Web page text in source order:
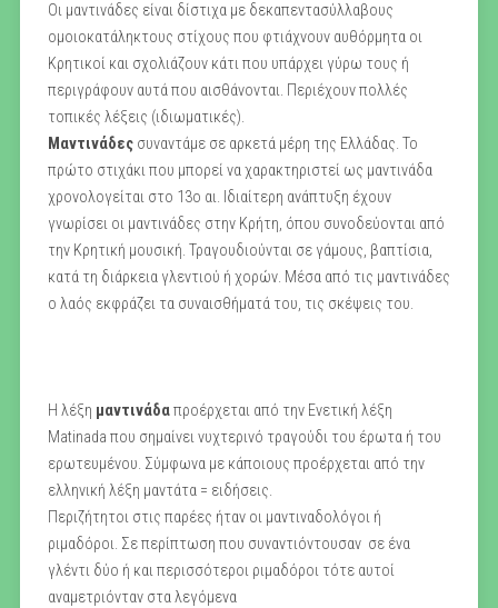
Oι μαντινάδες είναι δίστιχα με δεκαπεντασύλλαβους
ομοιοκατάληκτους στίχους που φτιάχνουν αυθόρμητα οι
Κρητικοί και σχολιάζουν κάτι που υπάρχει γύρω τους ή
περιγράφουν αυτά που αισθάνονται. Περιέχουν πολλές
τοπικές λέξεις (ιδιωματικές).
Μαντινάδεςσυναντάμε σε αρκετά μέρη της Ελλάδας. Το
πρώτο στιχάκι που μπορεί να χαρακτηριστεί ως μαντινάδα
χρονολογείται στο 13ο αι. Ιδιαίτερη ανάπτυξη έχουν
γνωρίσει οι μαντινάδες στην Κρήτη, όπου συνοδεύονται από
την Κρητική μουσική. Τραγουδιούνται σε γάμους, βαπτίσια,
κατά τη διάρκεια γλεντιού ή χορών. Μέσα από τις μαντινάδες
ο λαός εκφράζει τα συναισθήματά του, τις σκέψεις του.
Η λέξη μαντινάδαπροέρχεται από την Ενετική λέξη
Matinada που σημαίνει νυχτερινό τραγούδι του έρωτα ή του
ερωτευμένου. Σύμφωνα με κάποιους προέρχεται από την
ελληνική λέξη μαντάτα = ειδήσεις.
Περιζήτητοι στις παρέες ήταν οι μαντιναδολόγοι ή
ριμαδόροι. Σε περίπτωση που συναντιόντουσαν σε ένα
γλέντι δύο ή και περισσότεροι ριμαδόροι τότε αυτοί
αναμετριόνταν στα λεγόμενα